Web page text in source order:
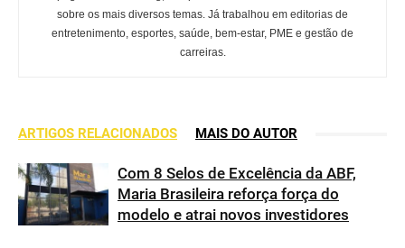
sobre os mais diversos temas. Já trabalhou em editorias de
entretenimento, esportes, saúde, bem-estar, PME e gestão de
carreiras.
ARTIGOS RELACIONADOS MAIS DO AUTOR
Com 8 Selos de Excelência da ABF,
Maria Brasileira reforça força do
modelo e atrai novos investidores